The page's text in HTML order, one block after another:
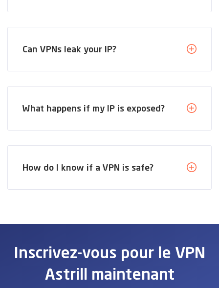
Can VPNs leak your IP?
What happens if my IP is exposed?
How do I know if a VPN is safe?
Inscrivez-vous pour le VPN
Astrill maintenant